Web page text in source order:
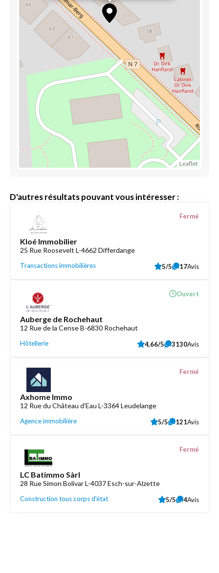
Leaflet
D'autres résultats pouvant vous intéresser :
Kloé Immobilier
25 Rue Roosevelt L-4662 Differdange
Transactions immobilières
Fermé
5/5 17Avis
Auberge de Rochehaut
12 Rue de la Cense B-6830 Rochehaut
Hôtellerie
Ouvert
4,66/5 3130Avis
Axhome Immo
12 Rue du Château d'Eau L-3364 Leudelange
Agence immobilière
Fermé
5/5 121Avis
LC Batimmo Sàrl
28 Rue Simon Bolivar L-4037 Esch-sur-Alzette
Construction tous corps d'état
Fermé
5/5 4Avis